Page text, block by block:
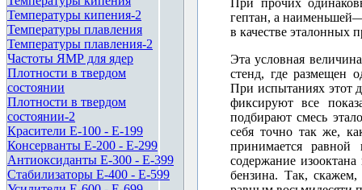
Температуры кипения-2
Температуры плавления
Температуры плавления-2
Частоты ЯМР для ядер
Плотности в твердом
состоянии
Плотности в твердом
состоянии-2
Красители E-100 - E-199
Консерванты E-200 - E-299
Антиоксиданты E-300 - E-399
Стабилизаторы E-400 - E-599
При прочих
гептан, а
в качестве эталонных
Эта условная
стенд, где размещен
При испытаниях этот
фиксируют все
подбирают смесь
себя точно так же,
принимается
содержание
бензина. Так,